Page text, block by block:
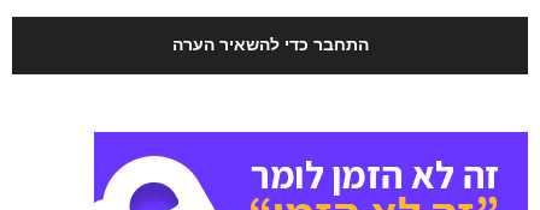
התחבר כדי להשאיר הערה